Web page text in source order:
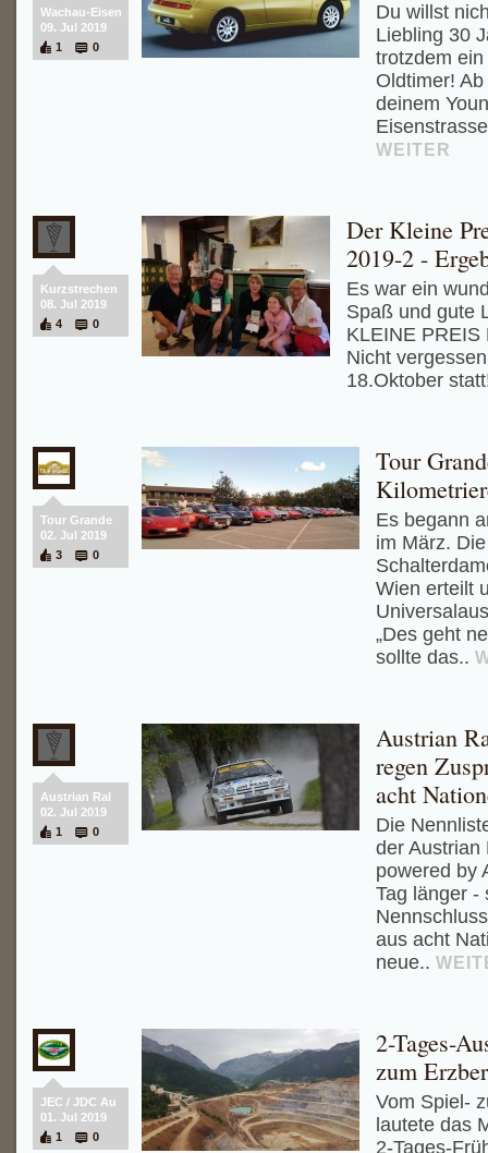
Wachau-Eisen
09. Jul 2019
1
0
Du willst
Liebling 30
trotzdem
Oldtimer!
deinem
WEITER
Kurzstrechen
08. Jul 2019
4
0
Der Kleine
2019-2 -
Es war ein
Spaß und gute
KLEINE PREIS
Nicht
18.Oktober
Tour Grande
02. Jul 2019
3
0
Tour
Es begann
im März.
Wien erteilt
„Des geht
sollte das..
Austrian Ral
02. Jul 2019
1
0
Austrian
regen
acht
Die
der Austrian
powered by
Tag länger -
aus acht
neue..
JEC / JDC Au
01. Jul 2019
1
0
2-Tages-
zum
Vom Spiel-
lautete das
2-Tages-